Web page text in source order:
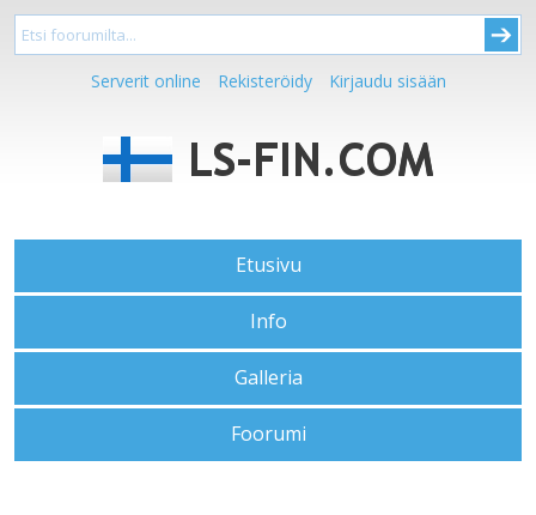
Serverit online Rekisteröidy Kirjaudu sisään
Etusivu
Info
Galleria
Foorumi